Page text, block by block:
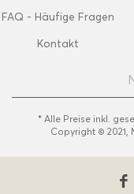
FAQ - Häufige Fragen
Kontakt
* Alle Preise inkl.
Copyright © 2021,